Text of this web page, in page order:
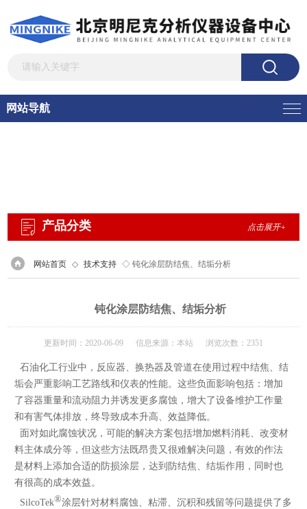
网站导航
产品分类 点击展开+
网站首页 ◇ 技术支持 ◇ 钝化涂层防结焦、结垢分析
钝化涂层防结焦、结垢分析
更新时间：2020-06-09 信息来源：本站 浏览次数：2351
石油化工行业中，反应器、换热器及管道在使用过程中结焦、结
垢会严重影响工艺路线和仪表的性能。这些负面影响包括：增加
了容器重量和流动阻力并诱发更多腐蚀，增大了设备维护工作量
和有害气体排放，终导致成本升高、效益降低。
面对如此腐蚀状况，可能的解决方案包括增加燃料消耗、改变材
料主体成分等，但这些方法既昂贵又很难解决问题，有效的作法
是材料上添加合适的防损涂层，达到防结焦、结垢作用，同时也
有很高的成本效益。
SilcoTek®涂层针对材料腐蚀、粘滞、沉积和残留等问题提供了多